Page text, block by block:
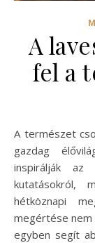
A
fel a
A természet csodái mindig is lenyűgöztek minket. Földünk
gazdag
inspirálják az
kutatásokról,
hétköznapi
megértése nem
egyben segít